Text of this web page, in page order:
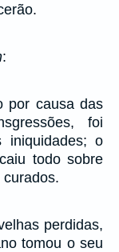
:
por causa das
foi
iniquidades; o
todo sobre
perdidas,
tomou o seu